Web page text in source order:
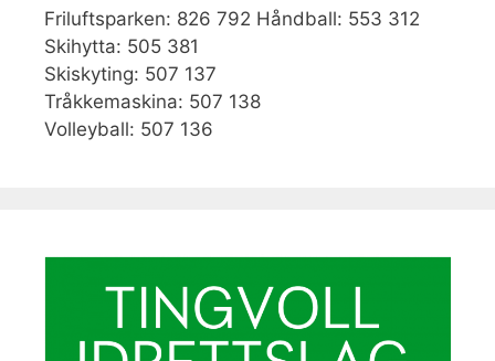
Friluftsparken: 826 792 Håndball: 553 312
Skihytta: 505 381
Skiskyting: 507 137
Tråkkemaskina: 507 138
Volleyball: 507 136